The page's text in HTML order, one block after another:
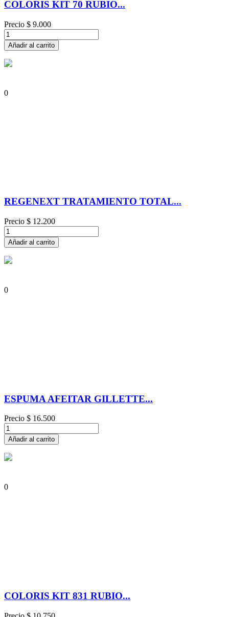
COLORIS KIT 70 RUBIO...
Precio $ 9.000
Añadir al carrito
0
REGENEXT TRATAMIENTO TOTAL...
Precio $ 12.200
Añadir al carrito
0
ESPUMA AFEITAR GILLETTE...
Precio $ 16.500
Añadir al carrito
0
COLORIS KIT 831 RUBIO...